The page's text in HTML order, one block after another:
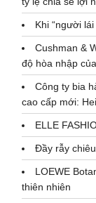
Khi “người
Cushman &
độ hòa nhập
Công ty bia
cao cấp mới:
ELLE
Đầy rẫy
LOEWE
thiên nhiên